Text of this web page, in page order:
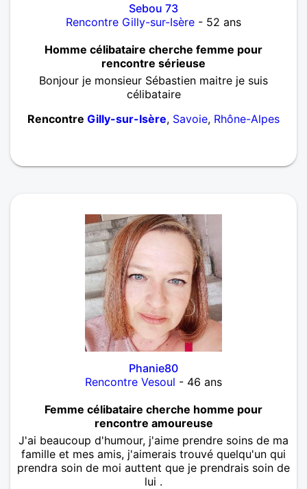
Sebou 73
Rencontre Gilly-sur-Isère - 52 ans
Homme célibataire cherche femme pour
rencontre sérieuse
Bonjour je monsieur Sébastien maitre je suis
célibataire
Rencontre Gilly-sur-Isère, Savoie, Rhône-Alpes
Phanie80
Rencontre Vesoul - 46 ans
Femme célibataire cherche homme pour
rencontre amoureuse
J'ai beaucoup d'humour, j'aime prendre soins de ma
famille et mes amis, j'aimerais trouvé quelqu'un qui
prendra soin de moi auttent que je prendrais soin de
lui .